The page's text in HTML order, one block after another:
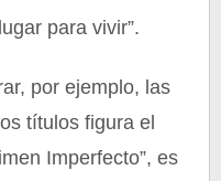
para vivir”.
por ejemplo, las
títulos figura el
Imperfecto”, es